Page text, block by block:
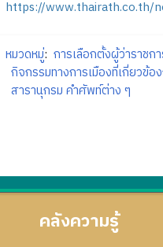
https://www.thairath.co.th/
หมวดหมู่: การเลือกตั้งผู้ว่าราชก
กิจกรรมทางการเมืองที่เกี่ยวข้อ
สารานุกรม คำศัพท์ต่าง ๆ
คลังความรู้